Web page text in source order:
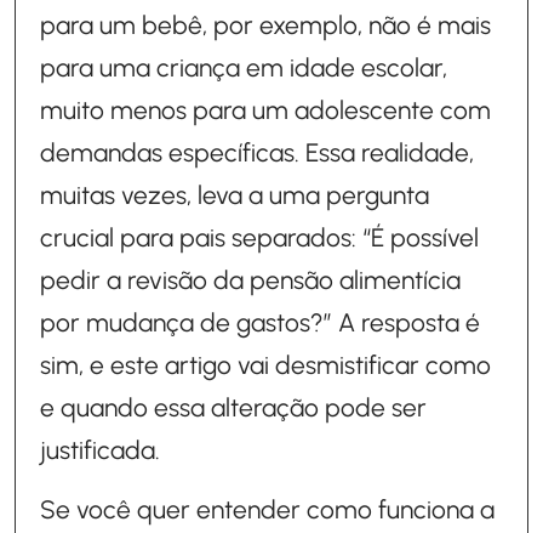
para um bebê, por exemplo, não é mais
para uma criança em idade escolar,
muito menos para um adolescente com
demandas específicas. Essa realidade,
muitas vezes, leva a uma pergunta
crucial para pais separados: “É possível
pedir a revisão da pensão alimentícia
por mudança de gastos?” A resposta é
sim, e este artigo vai desmistificar como
e quando essa alteração pode ser
justificada.
Se você quer entender como funciona a